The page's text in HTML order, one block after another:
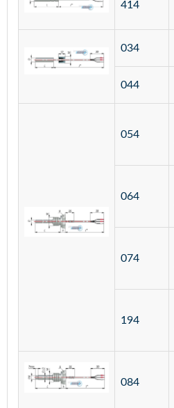
414
034
044
054
064
074
194
084